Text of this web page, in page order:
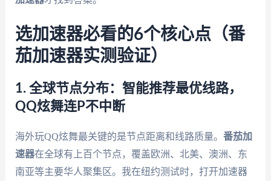
选加速器必看的6个核心点（番
茄加速器实测验证）
1. 全球节点分布：智能推荐最优线路，
QQ炫舞连P不中断
海外玩QQ炫舞最关键的是节点距离和线路质量。 番茄加
速器在全球有上百个节点，覆盖欧洲、北美、澳洲、东
南亚等主要华人聚集区。我在纽约测试时，打开加速器